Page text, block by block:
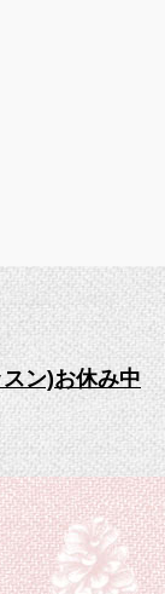
ン)お休み中